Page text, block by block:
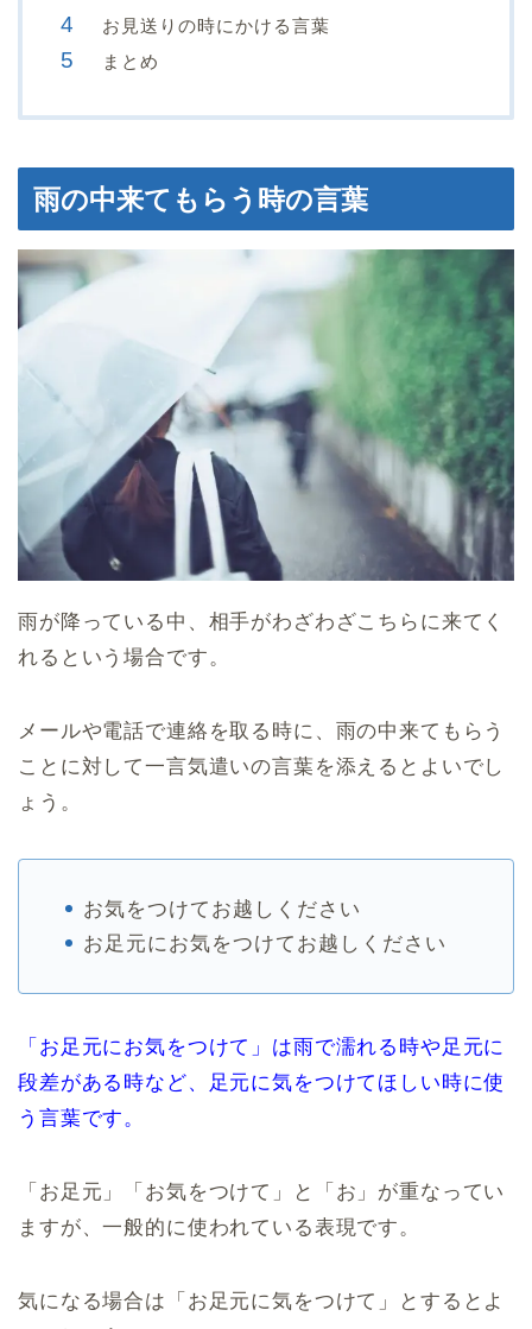
お見送りの時にかける言葉
まとめ
雨の中来てもらう時の言葉
雨が降っている中、相手がわざわざこちらに来てく
れるという場合です。
メールや電話で連絡を取る時に、雨の中来てもらう
ことに対して一言気遣いの言葉を添えるとよいでし
ょう。
お気をつけてお越しください
お足元にお気をつけてお越しください
「お足元にお気をつけて」は雨で濡れる時や足元に
段差がある時など、足元に気をつけてほしい時に使
う言葉です。
「お足元」「お気をつけて」と「お」が重なってい
ますが、一般的に使われている表現です。
気になる場合は「お足元に気をつけて」とするとよ